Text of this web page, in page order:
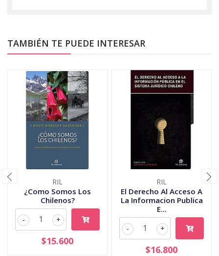
TAMBIÉN TE PUEDE INTERESAR
RIL
¿Como Somos Los
Chilenos?
+
-
$15.600
RIL
El Derecho Al Acceso A
La Informacion Publica
E...
+
-
$16.800